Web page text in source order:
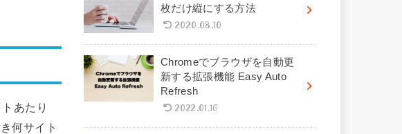
あたり
何サイト
枚だけ縦にする方法
2020.08.10
Chromeでブラウザを自動更
新する拡張機能 Easy Auto
Refresh
2022.01.16